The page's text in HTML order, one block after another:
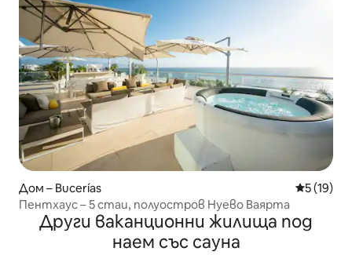
Дом – Bucerías Средна
5 (19)
Пентхаус – 5 стаи, полуостров Нуево Ваярта
Други ваканционни жилища под
наем със сауна